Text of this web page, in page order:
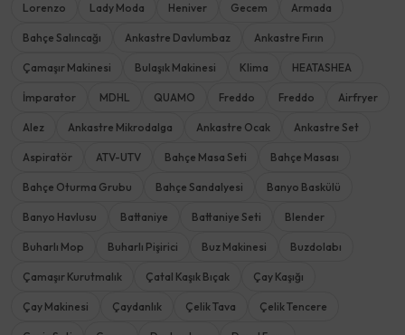
Lorenzo Lady Moda Heniver Gecem Armada
Bahçe Salıncağı Ankastre Davlumbaz Ankastre Fırın
Çamaşır Makinesi Bulaşık Makinesi Klima HEATASHEA
İmparator MDHL QUAMO Freddo Freddo Airfryer
Alez Ankastre Mikrodalga Ankastre Ocak Ankastre Set
Aspiratör ATV-UTV Bahçe Masa Seti Bahçe Masası
Bahçe Oturma Grubu Bahçe Sandalyesi Banyo Baskülü
Banyo Havlusu Battaniye Battaniye Seti Blender
Buharlı Mop Buharlı Pişirici Buz Makinesi Buzdolabı
Çamaşır Kurutmalık Çatal Kaşık Bıçak Çay Kaşığı
Çay Makinesi Çaydanlık Çelik Tava Çelik Tencere